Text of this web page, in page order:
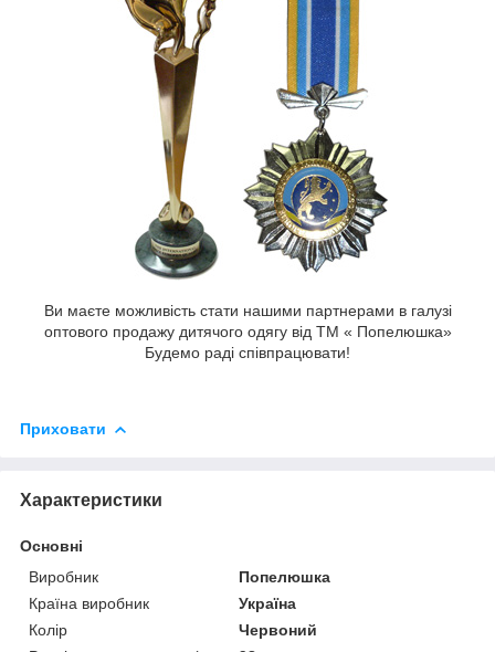
Ви маєте можливість стати нашими партнерами в галузі
оптового продажу дитячого одягу від ТМ « Попелюшка»
Будемо раді співпрацювати!
Приховати
Характеристики
Основні
Виробник
Попелюшка
Країна виробник
Україна
Колір
Червоний